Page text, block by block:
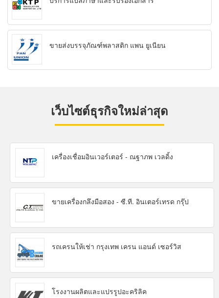
ขายส่งบรรจุภัณฑ์พลาสติก แพน ยูเนียน
เว็บไซต์ธุรกิจใหม่ล่าสุด
เครื่องเชื่อมอินเวอร์เตอร์ - ณฐาภพ เวลดิ้ง
ขายเครื่องกลึงมือสอง - ซี.ที. อินเตอร์เทรด กรุ๊ป
รถเครนให้เช่า กรุงเทพ เครน แอนด์ เซอร์วิส
โรงงานผลิตและแปรรูปอะคริลิค